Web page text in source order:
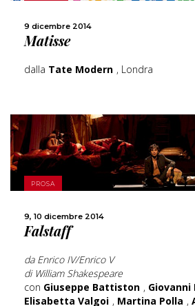
9 dicembre 2014
Matisse
dalla Tate Modern , Londra
PROSA
9, 10 dicembre 2014
Falstaff
da Enrico IV/Enrico V
di William Shakespeare
con Giuseppe Battiston , Giovanni
Elisabetta Valgoi , Martina Polla ,
SCOPRI DI PIÙ